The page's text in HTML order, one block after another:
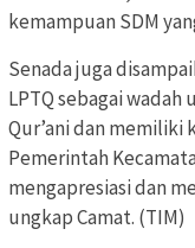
kemampuan SDM
Senada juga
LPTQ sebagai
Qur’ani dan memiliki
Pemerintah
mengapresiasi dan
ungkap Camat. (TIM)